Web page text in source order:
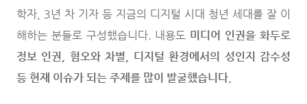
학자, 3년 차 기자 등 지금의 디지털 시대 청년 세대를 잘 이
해하는 분들로 구성했습니다. 내용도 미디어 인권을 화두로
정보 인권, 혐오와 차별, 디지털 환경에서의 성인지 감수성
등 현재 이슈가 되는 주제를 많이 발굴했습니다.